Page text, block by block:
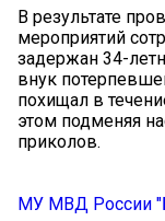
В результате
мероприятий
задержан 34-
внук
похищал в
этом подменяя
приколов.
МУ МВД России